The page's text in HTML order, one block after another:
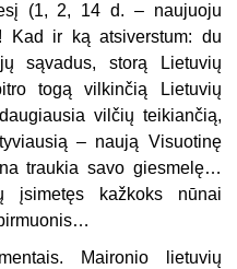
(1, 2, 14 d. – naujuoju
Kad ir ką atsiverstum: du
sąvadus, storą Lietuvių
togą vilkinčią Lietuvių
vilčių teikiančią,
– naują Visuotinę
traukia savo giesmelę…
įsimetęs kažkoks nūnai
Maironio lietuvių